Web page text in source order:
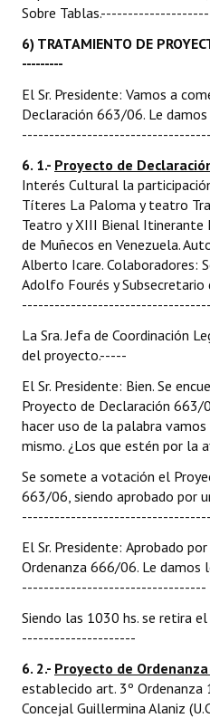
Sobre
6) TRATAMIENTO DE
---------
El Sr. Presidente: Vamos a
Declaración 663/06. Le
-----------------------------------
6. 1.- Proyecto de
Interés Cultural la
Títeres La Paloma y teatro
Teatro y XIII Bienal Itinerante
de Muñecos en Venezuela.
Alberto Icare. Colaboradores:
Adolfo Fourés y Subsecretario
La Sra. Jefa de Coordinación
del proyecto.-----
El Sr. Presidente: Bien. Se
Proyecto de Declaración 663/
hacer uso de la palabra
mismo. ¿Los que estén por
Se somete a votación el
663/06, siendo aprobado
El Sr. Presidente: Aprobado
Ordenanza 666/06. Le damos
----------------------------------
Siendo las 1030 hs. se retira
---------------------
6. 2.- Proyecto de
establecido art. 3º Ordenanza
Concejal Guillermina Alaniz